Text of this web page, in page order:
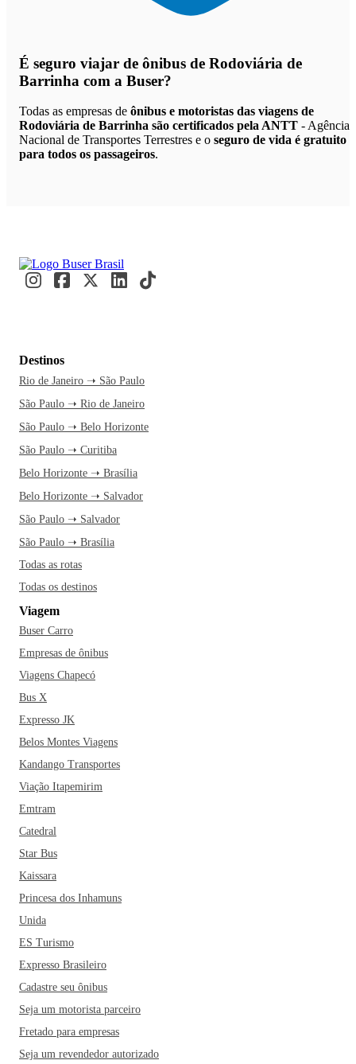
É seguro viajar de ônibus de Rodoviária de
Barrinha com a Buser?
Todas as empresas de ônibus e motoristas das viagens de
Rodoviária de Barrinha são certificados pela ANTT - Agência
Nacional de Transportes Terrestres e o seguro de vida é gratuito
para todos os passageiros.
Destinos
Rio de Janeiro ➝ São Paulo
São Paulo ➝ Rio de Janeiro
São Paulo ➝ Belo Horizonte
São Paulo ➝ Curitiba
Belo Horizonte ➝ Brasília
Belo Horizonte ➝ Salvador
São Paulo ➝ Salvador
São Paulo ➝ Brasília
Todas as rotas
Todas os destinos
Viagem
Buser Carro
Empresas de ônibus
Viagens Chapecó
Bus X
Expresso JK
Belos Montes Viagens
Kandango Transportes
Viação Itapemirim
Emtram
Catedral
Star Bus
Kaissara
Princesa dos Inhamuns
Unida
ES Turismo
Expresso Brasileiro
Cadastre seu ônibus
Seja um motorista parceiro
Fretado para empresas
Seja um revendedor autorizado